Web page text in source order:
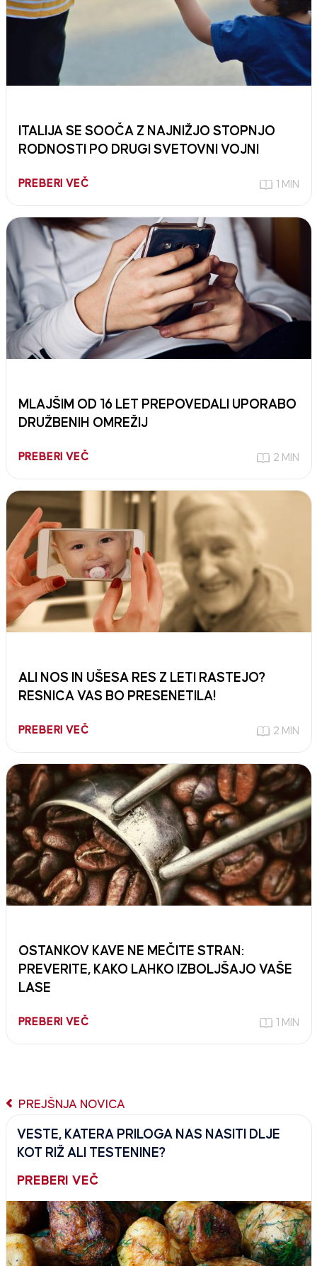
ITALIJA SE SOOČA Z NAJNIŽJO STOPNJO
RODNOSTI PO DRUGI SVETOVNI VOJNI
PREBERI VEČ 1 MIN
MLAJŠIM OD 16 LET PREPOVEDALI UPORABO
DRUŽBENIH OMREŽIJ
PREBERI VEČ 2 MIN
ALI NOS IN UŠESA RES Z LETI RASTEJO?
RESNICA VAS BO PRESENETILA!
PREBERI VEČ 2 MIN
OSTANKOV KAVE NE MEČITE STRAN:
PREVERITE, KAKO LAHKO IZBOLJŠAJO VAŠE
LASE
PREBERI VEČ 1 MIN
PREJŠNJA NOVICA
VESTE, KATERA PRILOGA NAS NASITI DLJE
KOT RIŽ ALI TESTENINE?
PREBERI VEČ